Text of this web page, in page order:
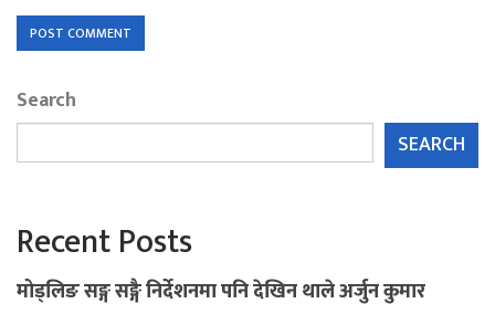
Search
SEARCH
Recent Posts
मोड्लिङ सङ्ग सङ्गै निर्देशनमा पनि देखिन थाले अर्जुन कुमार